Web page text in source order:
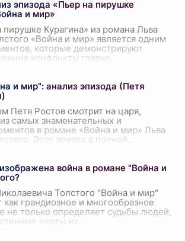
эпизода «Пьер на пирушке
и мир»
Курагина» из романа Льва
«Война и мир» является одним
которые демонстрируют
конфликты главно
и мир": анализ эпизода (Петя
Петя Ростов смотрит на царя,
самых знаменательных и
в романе «Война и мир» Льва
Этот эпизод в полной
война в романе "Война и
Толстого "Война и мир"
как грандиозное и многообразное
не только определяет судьбы людей,
черты их